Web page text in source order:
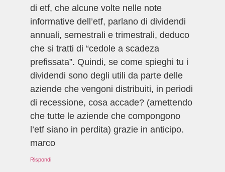
di etf, che alcune volte nelle note
informative dell’etf, parlano di dividendi
annuali, semestrali e trimestrali, deduco
che si tratti di “cedole a scadeza
prefissata”. Quindi, se come spieghi tu i
dividendi sono degli utili da parte delle
aziende che vengoni distribuiti, in periodi
di recessione, cosa accade? (amettendo
che tutte le aziende che compongono
l’etf siano in perdita) grazie in anticipo.
marco
Rispondi